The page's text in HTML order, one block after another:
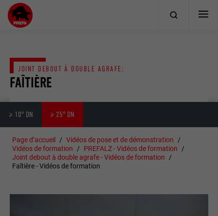
FAÎTIÈRE
JOINT DEBOUT À DOUBLE AGRAFE:
≥ 10° DN ≥ 25° DN
Page d’accueil
Vidéos de pose et de démonstration
Vidéos de formation
PREFALZ - Vidéos de formation
Joint debout à double agrafe - Vidéos de formation
Faîtière - Vidéos de formation